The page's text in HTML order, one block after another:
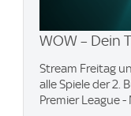
WOW – Dein
Stream Freitag
alle Spiele der 2.
Premier League